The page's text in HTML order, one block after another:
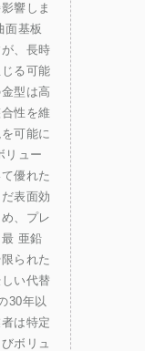
響しま
面基板
、長時
る可能
型は高
性を維
可能に
リュー
優れた
表面効
、プレ
亜鉛
られた
い代替
30年以
は特定
ボリュ